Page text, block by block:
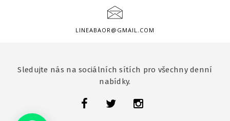
LINEABAOR@GMAIL.COM
Sledujte nás na sociálních sítích pro všechny denní
nabídky.